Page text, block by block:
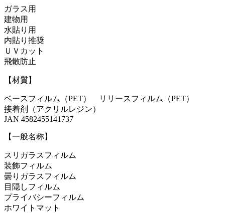
ガラス用
建物用
水貼り用
内貼り推奨
ＵＶカット
飛散防止
【材質】
ベースフィルム（PET） リリースフィルム（PET）
接着剤（アクリルレジン）
JAN 4582455141737
【一般名称】
スリガラスフィルム
装飾フィルム
曇りガラスフィルム
目隠しフィルム
プライバシーフィルム
ホワイトマット